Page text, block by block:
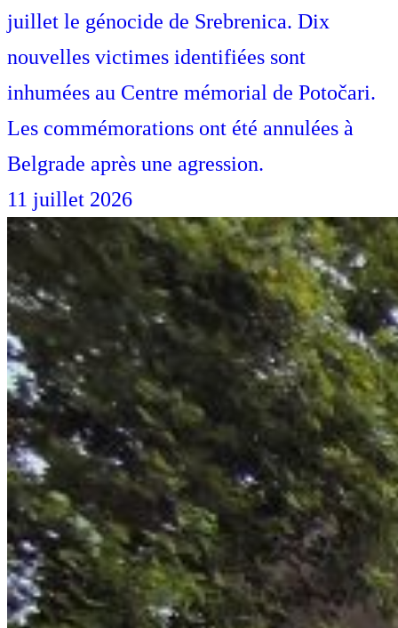
juillet le génocide de Srebrenica. Dix
nouvelles victimes identifiées sont
inhumées au Centre mémorial de Potočari.
Les commémorations ont été annulées à
Belgrade après une agression.
11 juillet 2026